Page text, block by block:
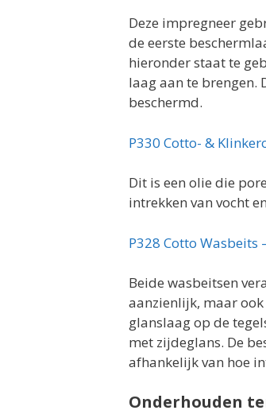
Deze impregneer
de eerste
hieronder staat te
laag aan te brengen.
beschermd.
P330 Cotto- &
Dit is een olie die
intrekken van vocht
P328 Cotto Wasbeits
Beide wasbeitsen
aanzienlijk, maar
glanslaag op de
met zijdeglans. De
afhankelijk van hoe
Onderhouden